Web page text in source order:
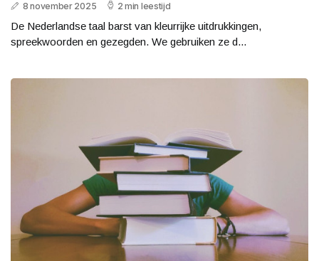
8 november 2025 2 min leestijd
De Nederlandse taal barst van kleurrijke uitdrukkingen,
spreekwoorden en gezegden. We gebruiken ze d...